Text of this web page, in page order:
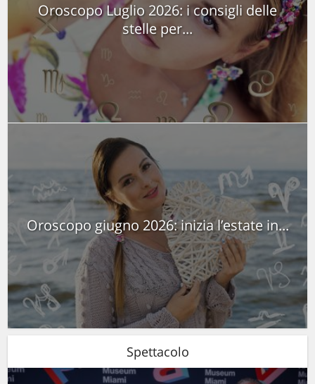
Oroscopo Luglio 2026: i consigli delle
stelle per...
Oroscopo giugno 2026: inizia l’estate in...
Spettacolo